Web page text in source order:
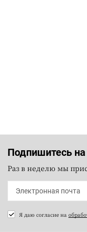
Подпишитесь
Раз в неделю мы
Я даю согласие на